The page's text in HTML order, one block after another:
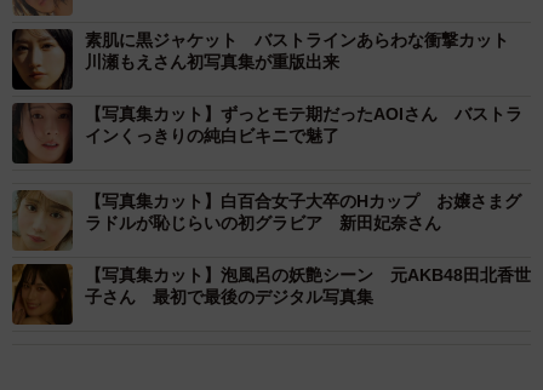
素肌に黒ジャケット バストラインあらわな衝撃カット
川瀬もえさん初写真集が重版出来
【写真集カット】ずっとモテ期だったAOIさん バストラ
インくっきりの純白ビキニで魅了
【写真集カット】白百合女子大卒のHカップ お嬢さまグ
ラドルが恥じらいの初グラビア 新田妃奈さん
【写真集カット】泡風呂の妖艶シーン 元AKB48田北香世
子さん 最初で最後のデジタル写真集